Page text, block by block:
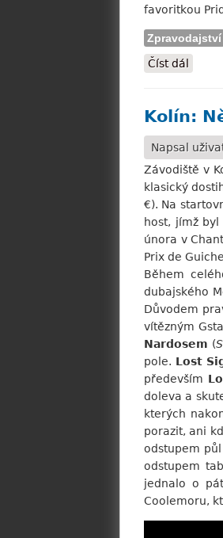
favoritkou
Zpravodajství
Číst dál
Kolín:
Napsal
Závodiště v
klasický
€). Na
host, jímž byl
února v
Prix de
Během
dubajského
Důvodem
vítězným
Nardosem (
pole. Lost
především
doleva a
kterých
porazit, ani
odstupem
odstupem
jednalo o
Coolemoru,